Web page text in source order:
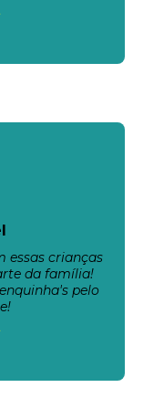
essas crianças
da família!
pelo